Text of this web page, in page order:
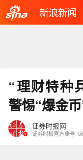
新浪新闻
“理财特种
警惕“爆金
证券时报网
证券时报官方账号